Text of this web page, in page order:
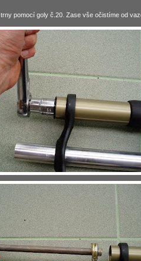
pomocí goly č.20. Zase vše očistíme od